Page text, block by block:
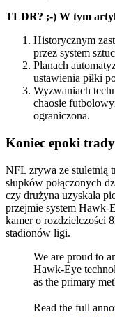
TLDR? ;-) W tym
Historycznym
przez system
Planach
ustawienia piłki
Wyzwaniach
chaosie
ograniczona.
Koniec epoki
NFL zrywa ze stuletnią
słupków połączonych
czy drużyna uzyskała
przejmie system Hawk-
kamer o rozdzielczości
stadionów ligi.
We are proud to
Hawk-Eye
as the primary
Read the full